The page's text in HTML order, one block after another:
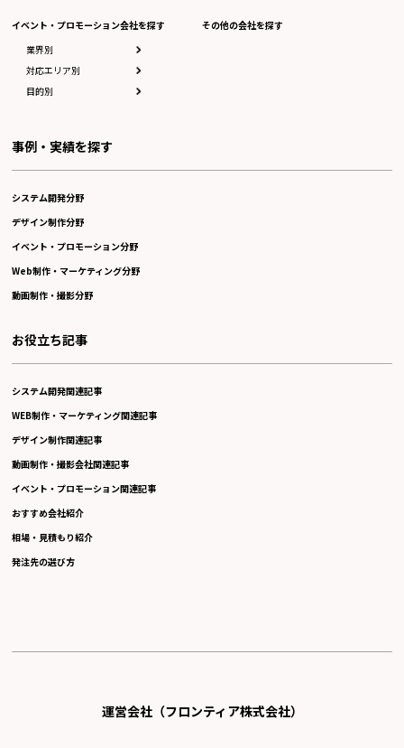
イベント・プロモーション会社を探す
業界別
対応エリア別
目的別
その他の会社を探す
事例・実績を探す
システム開発分野
デザイン制作分野
イベント・プロモーション分野
Web制作・マーケティング分野
動画制作・撮影分野
お役立ち記事
システム開発関連記事
WEB制作・マーケティング関連記事
デザイン制作関連記事
動画制作・撮影会社関連記事
イベント・プロモーション関連記事
おすすめ会社紹介
相場・見積もり紹介
発注先の選び方
運営会社（フロンティア株式会社）